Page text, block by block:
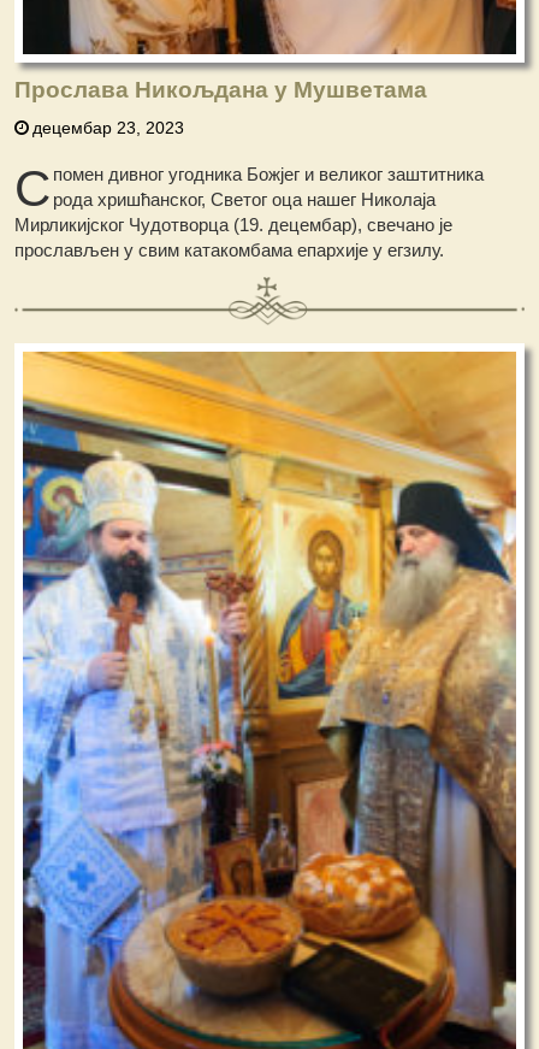
Прослава Никољдана у Мушветама
децембар 23, 2023
С помен дивног угодника Божјег и великог заштитника
рода хришћанског, Светог оца нашег Николаја
Мирликијског Чудотворца (19. децембар), свечано је
прослављен у свим катакомбама епархије у егзилу.